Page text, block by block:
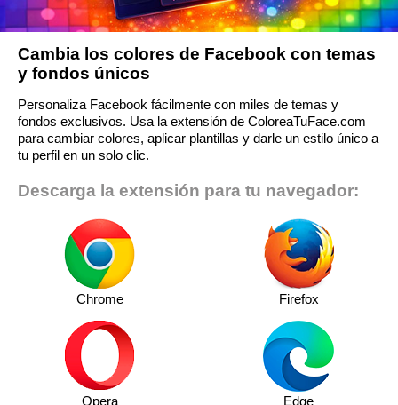
Cambia los colores de Facebook con temas
y fondos únicos
Personaliza Facebook fácilmente con miles de temas y
fondos exclusivos. Usa la extensión de ColoreaTuFace.com
para cambiar colores, aplicar plantillas y darle un estilo único a
tu perfil en un solo clic.
Descarga la extensión para tu navegador:
Chrome Firefox
Opera Edge